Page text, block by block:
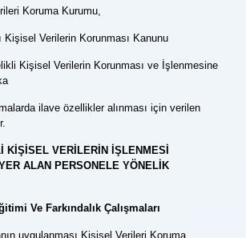
Koruma Kurumu,
Kişisel Verilerin Korunması Kanunu
Kişisel Verilerin Korunması ve İşlenmesine
ilave özellikler alınması için verilen
KİŞİSEL VERİLERİN İŞLENMESİ
ALAN PERSONELE YÖNELİK
Ve Farkındalık Çalışmaları
uygulanması Kişisel Verileri Koruma